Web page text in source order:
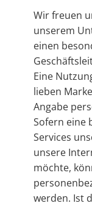
Wir freuen
unserem
einen
Eine
lieben
Angabe
Sofern eine
Services
unsere
möchte,
werden. Ist